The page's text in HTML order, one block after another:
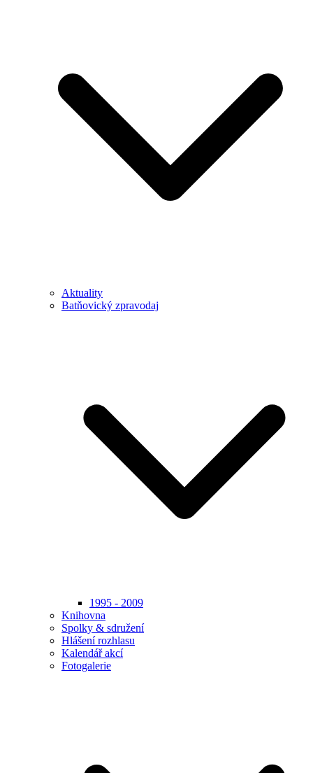
Aktuality
Batňovický zpravodaj
1995 - 2009
Knihovna
Spolky & sdružení
Hlášení rozhlasu
Kalendář akcí
Fotogalerie